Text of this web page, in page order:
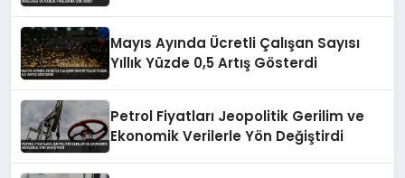
Mayıs Ayında Ücretli Çalışan Sayısı
Yıllık Yüzde 0,5 Artış Gösterdi
Petrol Fiyatları Jeopolitik Gerilim ve
Ekonomik Verilerle Yön Değiştirdi